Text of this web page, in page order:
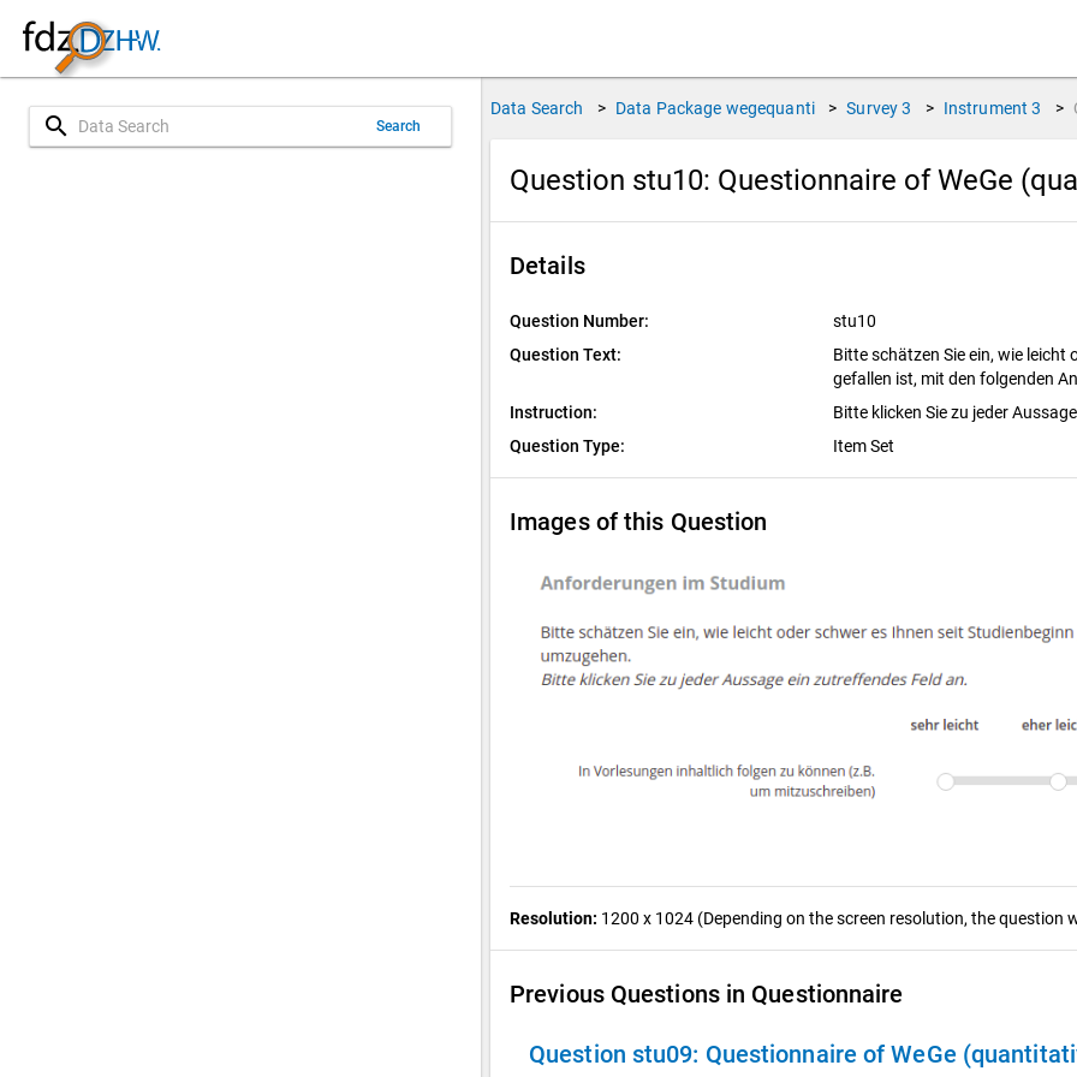
search Search
Data Search > Data Package wegequanti > Survey 3 > Instrument 3 >
Question stu10: Questionnaire of WeGe
Details
Question Number:
stu10
Question Text:
Bitte schätzen Sie ein, wie leicht
gefallen ist, mit den folgenden
Instruction:
Bitte klicken Sie zu jeder
Question Type:
Item Set
Images of this Question
Resolution: 1200 x 1024 (Depending on the screen resolution, the question
Previous Questions in Questionnaire
Question stu09: Questionnaire of WeGe